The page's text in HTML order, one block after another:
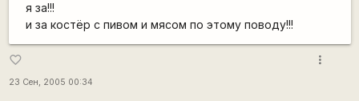
я за!!!
и за костёр с пивом и мясом по этому поводу!!!
favorite_border
23 Сен, 2005 00:34
more_vert